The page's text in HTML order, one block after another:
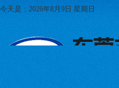
今天是：2026年8月9日 星期日